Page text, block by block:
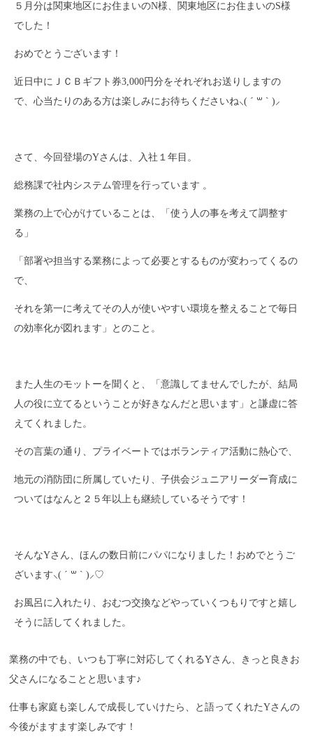
５月分は関東地区にお住まいのN様、関東地区にお住まいのS様
でした！
おめでとうございます！
近日中にＪＣＢギフト券3,000円分をそれぞれお送りしますの
で、心当たりのある方は楽しみにお待ちくださいね⸜( ´ ꒳ ` )⸝
さて、今回登場のYさんは、入社１年目。
総務課で社内システム管理を行っています 。
業務の上で心がけていることは、「使う人の事を考えて調整す
る」
「部署や担当する業務によって必要とするものが変わってくるの
で、
それを第一に考えてその人が使いやすい環境を整えることで毎日
の効率化が図れます」とのこと。
また人生のモットーを聞くと、「意識してませんでしたが、結局
人の役に立てるということが好きなんだと思います」と謙虚に答
えてくれました。
その言葉の通り、プライベートではボランティア活動に熱心で、
地元の消防団に所属していたり、子供会ジュニアリーダー育成に
ついてはなんと２５年以上も継続しているそうです！
そんなYさん、ほんの数日前にパパになりました！おめでとうご
ざいます⸜( ´ ꒳ ` )⸝♡︎
お風呂に入れたり、おむつ交換などやっていくつもりですと嬉し
そうに話してくれました。
業務の中でも、いつも丁寧に対応してくれるYさん、きっと良きお
父さんになることと思います♪
仕事も家庭も楽しんで成長していけたら、と語ってくれたYさんの
今後がますます楽しみです！